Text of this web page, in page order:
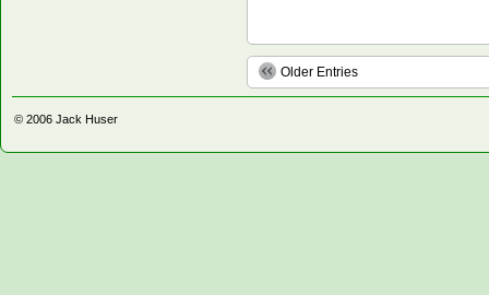
Older Entries
© 2006 Jack Huser